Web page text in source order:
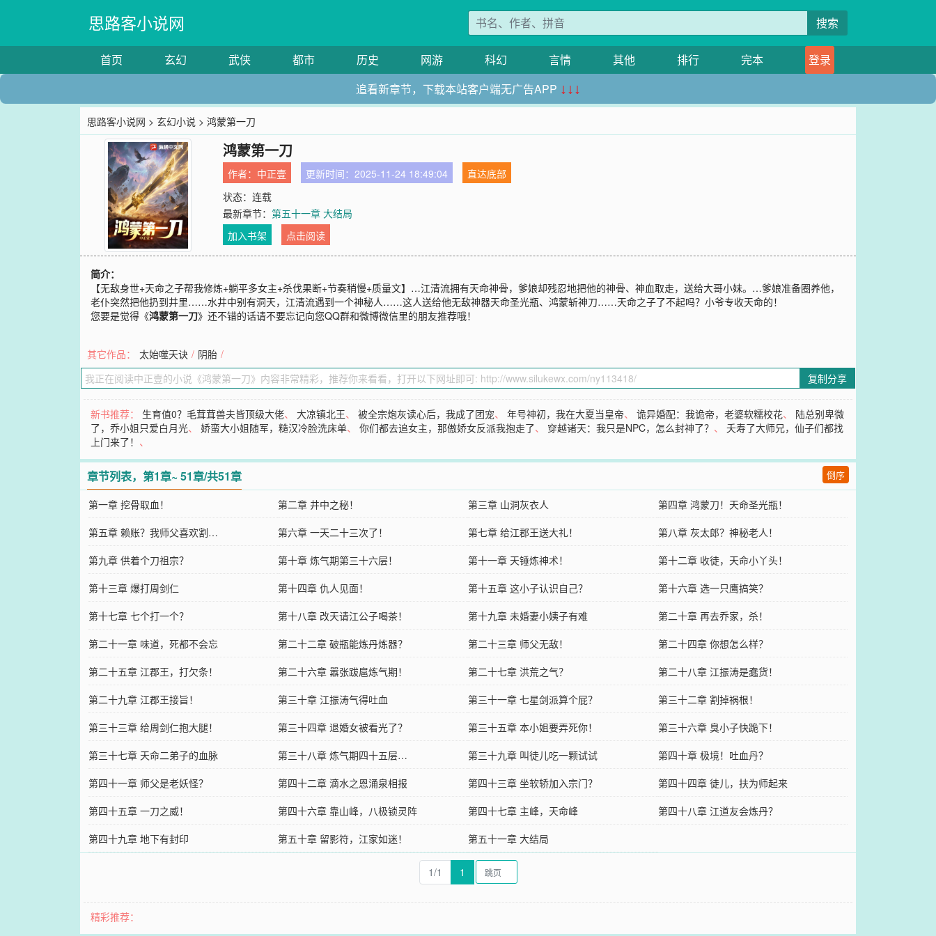
思路客小说网 搜索
首页 玄幻 武侠 都市 历史 网游 科幻 言情 其他 排行 完本
登录
追看新章节，下载本站客户端无广告APP ↓↓↓
思路客小说网 >玄幻小说 > 鸿蒙第一刀
鸿蒙第一刀
作者： 中正壹 更新时间：2025-11-24 18:49:04
直达底部
状态：连载
最新章节：第五十一章 大结局
加入书架
点击阅读
简介：
【无敌身世+天命之子帮我修炼+躺平多女主+杀伐果断+节奏稍慢+质量文】…江清流拥有天命神骨，爹娘却残忍地把他的神骨、神血取走，送给大哥小妹。…爹娘准备圈养他，
老仆突然把他扔到井里……水井中别有洞天，江清流遇到一个神秘人……这人送给他无敌神器天命圣光瓶、鸿蒙斩神刀……天命之子了不起吗？小爷专收天命的！
您要是觉得《鸿蒙第一刀》还不错的话请不要忘记向您QQ群和微博微信里的朋友推荐哦！
其它作品： 太始噬天诀 / 阴胎 /
复制分享
新书推荐： 生育值0？毛茸茸兽夫皆顶级大佬、大凉镇北王、被全宗炮灰读心后，我成了团宠、年号神初，我在大夏当皇帝、诡异婚配：我诡帝，老婆软糯校花、 陆总别卑微
了，乔小姐只爱白月光、娇蛮大小姐随军，糙汉冷脸洗床单、你们都去追女主，那傲娇女反派我抱走了、 穿越诸天：我只是NPC，怎么封神了？ 、夭寿了大师兄，仙子们都找
上门来了！ 、
章节列表，第1章~ 51章/共51章 倒序
第一章 挖骨取血！ 第二章 井中之秘！ 第三章 山洞灰衣人
第四章 鸿蒙刀！天命圣光瓶！
第五章 赖账？我师父喜欢割…
第六章 一天二十三次了！ 第七章 给江郡王送大礼！
第八章 灰太郎？神秘老人！
第九章 供着个刀祖宗？
第十章 炼气期第三十六层！ 第十一章 天锤炼神术！
第十二章 收徒，天命小丫头！
第十三章 爆打周剑仁
第十四章 仇人见面！ 第十五章 这小子认识自己？
第十六章 选一只鹰搞笑？
第十七章 七个打一个？
第十八章 改天请江公子喝茶！ 第十九章 未婚妻小姨子有难
第二十章 再去乔家，杀！
第二十一章 味道，死都不会忘
第二十二章 破瓶能炼丹炼器？ 第二十三章 师父无敌！
第二十四章 你想怎么样？
第二十五章 江郡王，打欠条！
第二十六章 嚣张跋扈炼气期！ 第二十七章 洪荒之气？
第二十八章 江振涛是蠢货！
第二十九章 江郡王接旨！
第三十章 江振涛气得吐血 第三十一章 七星剑派算个屁？
第三十二章 割掉祸根！
第三十三章 给周剑仁抱大腿！
第三十四章 退婚女被看光了？ 第三十五章 本小姐要弄死你！
第三十六章 臭小子快跪下！
第三十七章 天命二弟子的血脉
第三十八章 炼气期四十五层… 第三十九章 叫徒儿吃一颗试试
第四十章 极境！吐血丹？
第四十一章 师父是老妖怪？
第四十二章 滴水之恩涌泉相报 第四十三章 坐软轿加入宗门？
第四十四章 徒儿，扶为师起来
第四十五章 一刀之威！
第四十六章 靠山峰，八极锁灵阵 第四十七章 主峰，天命峰
第四十八章 江道友会炼丹？
第四十九章 地下有封印
第五十章 留影符，江家如迷！ 第五十一章 大结局
1/1 1
精彩推荐：